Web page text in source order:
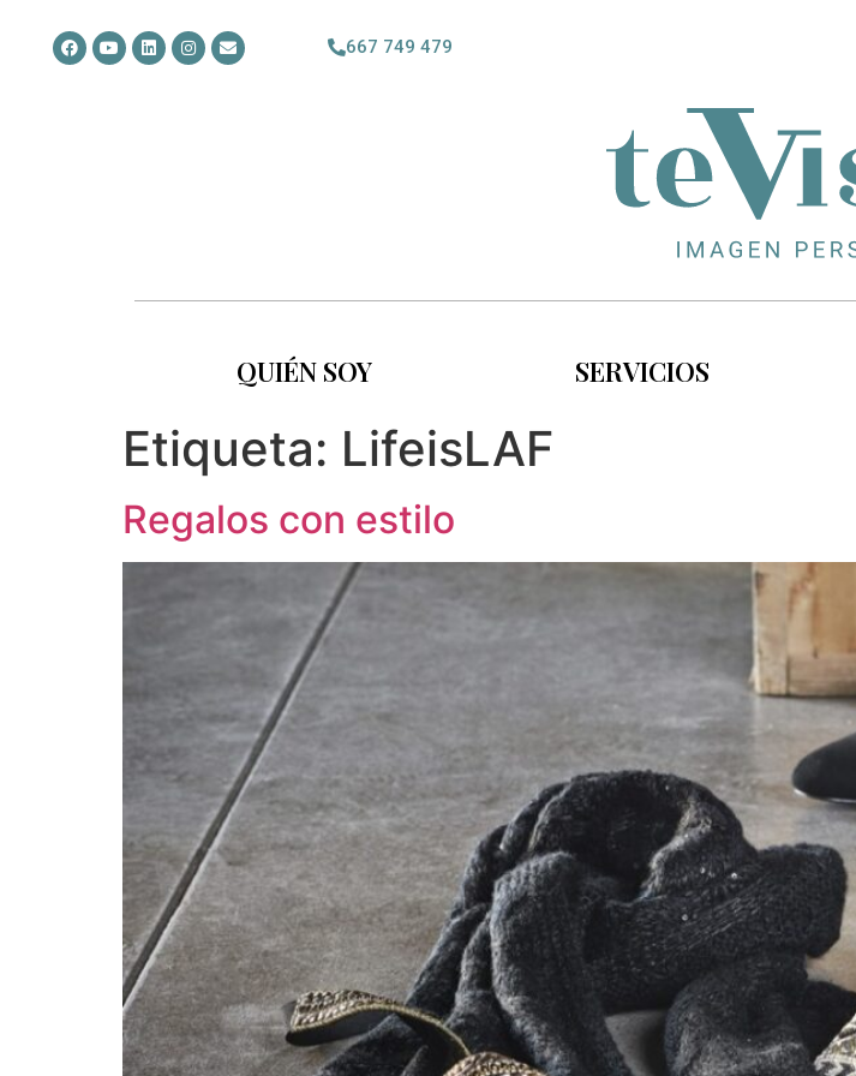
667 749 479
QUIÉN SOY SERVICIOS
Etiqueta: LifeisLAF
Regalos con estilo